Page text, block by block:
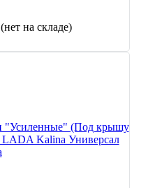
(нет на складе)